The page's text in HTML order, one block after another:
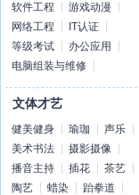
软件工程
游戏动漫
网络工程
IT认证
等级考试
办公应用
电脑组装与维修
文体才艺
健美健身 瑜珈
声乐
美术书法
摄影摄像
播音主持
插花
茶艺
陶艺
蜡染
跆拳道